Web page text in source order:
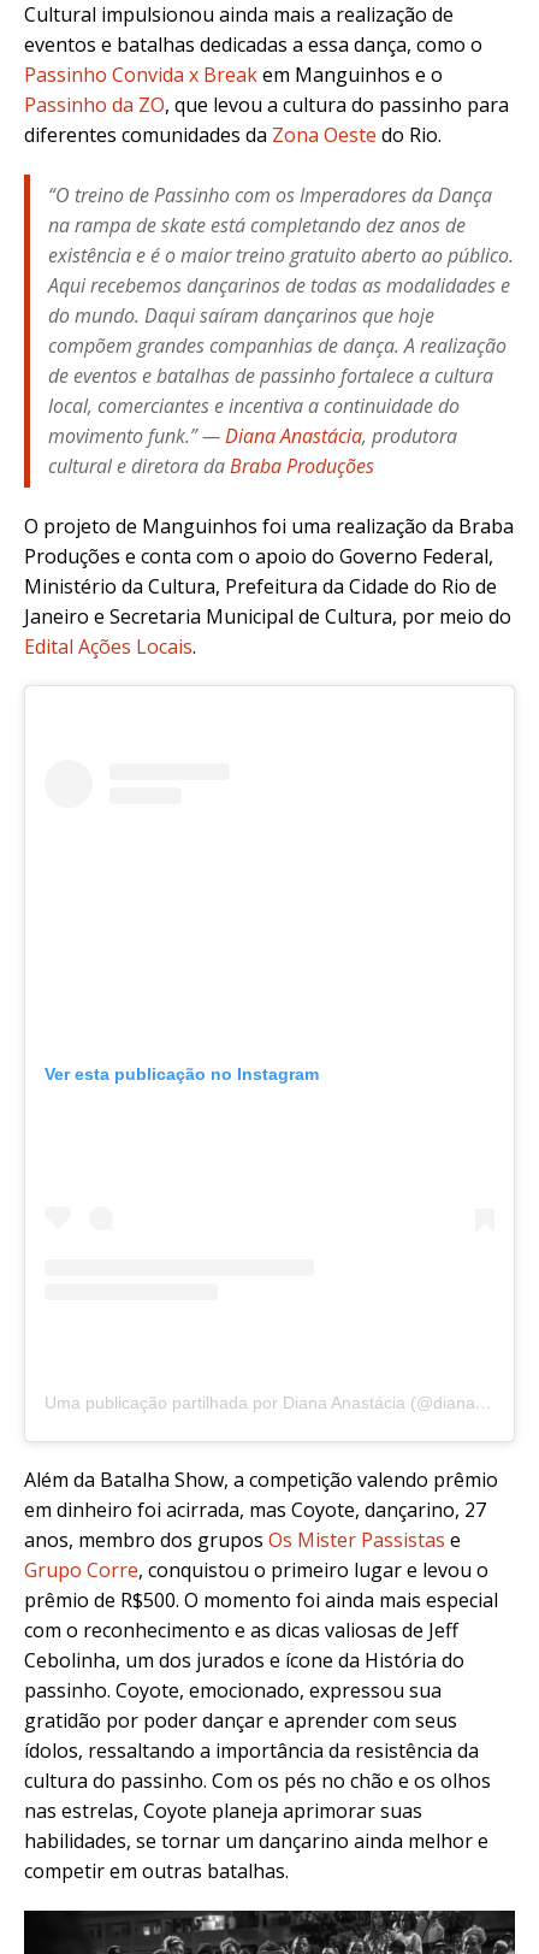
Cultural impulsionou ainda mais a realização de
eventos e batalhas dedicadas a essa dança, como o
Passinho Convida x Breakem Manguinhos e o
Passinho da ZO, que levou a cultura do passinho para
diferentes comunidades da Zona Oeste do Rio.
“O treino de Passinho com os Imperadores da Dança
na rampa de skate está completando dez anos de
existência e é o maior treino gratuito aberto ao público.
Aqui recebemos dançarinos de todas as modalidades e
do mundo. Daqui saíram dançarinos que hoje
compõem grandes companhias de dança. A realização
de eventos e batalhas de passinho fortalece a cultura
local, comerciantes e incentiva a continuidade do
movimento funk.” —Diana Anastácia, produtora
cultural e diretora daBraba Produções
O projeto de Manguinhos foi uma realização da Braba
Produções e conta com o apoio do Governo Federal,
Ministério da Cultura, Prefeitura da Cidade do Rio de
Janeiro e Secretaria Municipal de Cultura, por meio do
Edital Ações Locais.
Ver esta publicação no Instagram
Uma publicação partilhada por Diana Anastácia (@dianaanastacia)
Além da Batalha Show, a competição valendo prêmio
em dinheiro foi acirrada, mas Coyote, dançarino, 27
anos, membro dos grupos Os Mister Passistas e
Grupo Corre, conquistou o primeiro lugar e levou o
prêmio de R$500. O momento foi ainda mais especial
com o reconhecimento e as dicas valiosas de Jeff
Cebolinha, um dos jurados e ícone da História do
passinho. Coyote, emocionado, expressou sua
gratidão por poder dançar e aprender com seus
ídolos, ressaltando a importância da resistência da
cultura do passinho. Com os pés no chão e os olhos
nas estrelas, Coyote planeja aprimorar suas
habilidades, se tornar um dançarino ainda melhor e
competir em outras batalhas.